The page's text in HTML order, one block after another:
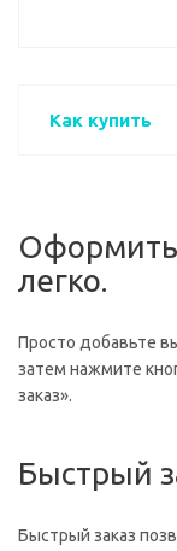
Как купить
Оформить
легко.
Просто добавьте
затем нажмите
заказ».
Быстрый
Быстрый заказ